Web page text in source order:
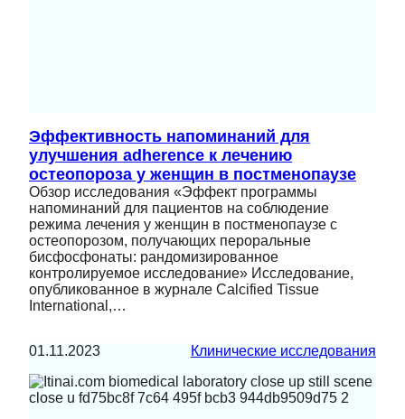
Эффективность напоминаний для
улучшения adherence к лечению
остеопороза у женщин в постменопаузе
Обзор исследования «Эффект программы
напоминаний для пациентов на соблюдение
режима лечения у женщин в постменопаузе с
остеопорозом, получающих пероральные
бисфосфонаты: рандомизированное
контролируемое исследование» Исследование,
опубликованное в журнале Calcified Tissue
International,…
01.11.2023 Клинические исследования